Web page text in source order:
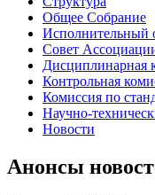
Общее Собрание
Исполнительный
Совет
Дисциплинарная
Контрольная
Комиссия по
Научно-
Новости
Анонсы